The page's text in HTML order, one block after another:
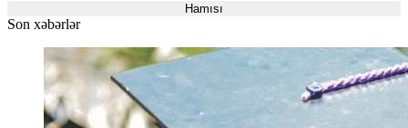
Hamısı
Son xəbərlər